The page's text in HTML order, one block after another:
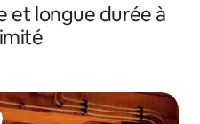
et longue durée à